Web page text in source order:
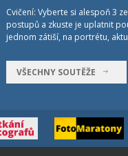
Cvičení: Vyberte si alespoň 3
postupů a zkuste je uplatnit
jednom zátiší, na portrétu,
VŠECHNY SOUTĚŽE